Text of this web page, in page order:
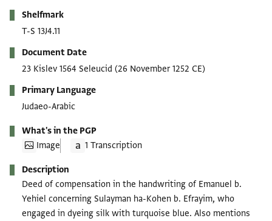
Shelfmark
T-S 13J4.11
Document Date
23 Kislev 1564 Seleucid (26 November 1252 CE)
Primary Language
Judaeo-Arabic
What's in the PGP
Image
1 Transcription
Description
Deed of compensation in the handwriting of Emanuel b.
Yehiel concerning Sulayman ha-Kohen b. Efrayim, who
engaged in dyeing silk with turquoise blue. Also mentions